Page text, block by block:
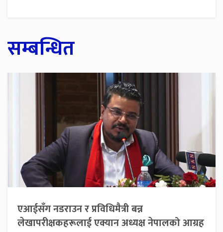
सम्बन्धित
एआईसँग नडराउन र प्रविधिमैत्री बन्न
लेखापरीक्षकहरूलाई एक्यान अध्यक्ष नेपालको आग्रह